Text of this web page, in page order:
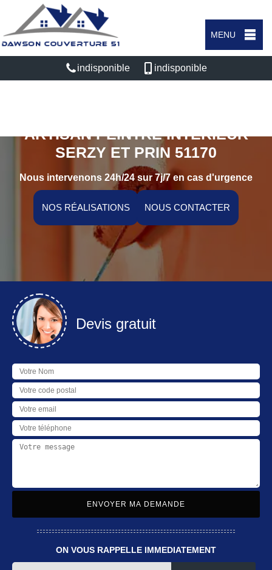
MENU
indisponible indisponible
ARTISAN PEINTRE INTÉRIEUR
SERZY ET PRIN 51170
Nous intervenons 24h/24 sur 7j/7 en cas d'urgence
NOS RÉALISATIONS NOUS CONTACTER
Devis gratuit
ON VOUS RAPPELLE IMMEDIATEMENT